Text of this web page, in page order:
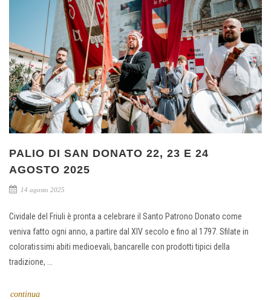
PALIO DI SAN DONATO 22, 23 E 24
AGOSTO 2025
14 agosto 2025
Cividale del Friuli è pronta a celebrare il Santo Patrono Donato come
veniva fatto ogni anno, a partire dal XIV secolo e fino al 1797. Sfilate in
coloratissimi abiti medioevali, bancarelle con prodotti tipici della
tradizione, ...
continua